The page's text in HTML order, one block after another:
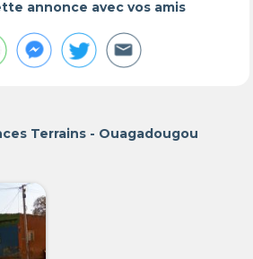
annonce avec vos amis
Terrains - Ouagadougou